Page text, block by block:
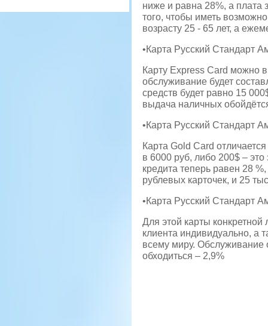
ниже и равна 28%, а плата
того, чтобы иметь
возрасту 25 - 65 лет, а
•Карта Русский Стандарт
Карту Express Card можно
обслуживание будет
средств будет равно 15
выдача наличных
•Карта Русский Стандарт
Карта Gold Card
в 6000 руб, либо 200$ –
кредита теперь равен 28
рублевых карточек, и 25
•Карта Русский Стандарт
Для этой карты
клиента индивидуально, а
всему миру. Обслуживание
обходиться – 2,9%